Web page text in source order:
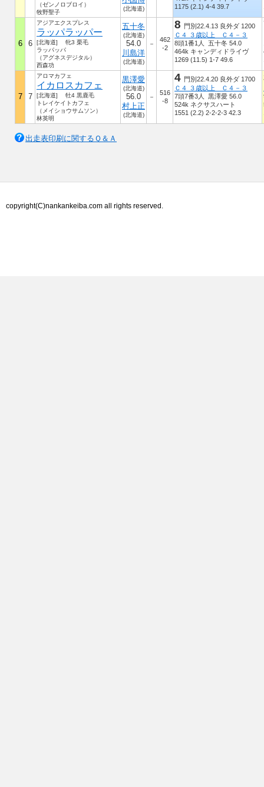
（ゼンノロブロイ）
牧野聖子
(北海道)
1175 (2.1) 4-4 39.7
6 6
アジアエクスプレス
ラッパラッパー
[北海道] 牝3 栗毛
ラッパッパ
（アグネスデジタル）
西森功
五十冬
(北海道)
54.0
川島洋
(北海道)
－
462
-2
8 門別22.4.13 良外ダ 1200
Ｃ４ ３歳以上 Ｃ４－３
8頭1番1人 五十冬 54.0
464k キャンディドライヴ
1269 (11.5) 1-7 49.6
7 7
アロマカフェ
イカロスカフェ
[北海道] 牡4 黒鹿毛
トレイケイトカフェ
（メイショウサムソン）
林英明
黒澤愛
(北海道)
56.0
村上正
(北海道)
－
516
-8
4 門別22.4.20 良外ダ 1700
Ｃ４ ３歳以上 Ｃ４－３
7頭7番3人 黒澤愛 56.0
524k ネクサスハート
1551 (2.2) 2-2-2-3 42.3
出走表印刷に関するＱ＆Ａ
copyright(C)nankankeiba.com all rights reserved.